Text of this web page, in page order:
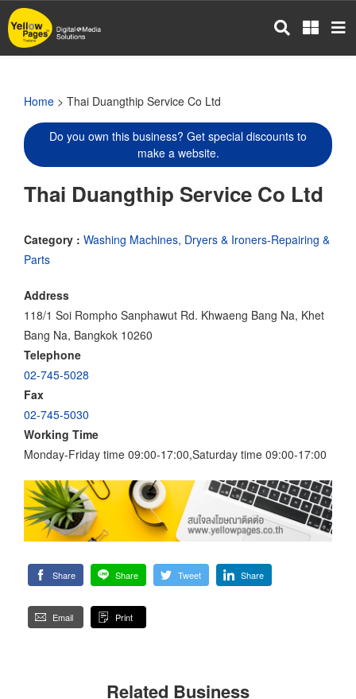
Skip
to
main
Home > Thai Duangthip Service Co Ltd
Do you own this business? Get special discounts to
make a website.
Thai Duangthip Service Co Ltd
Category : Washing Machines, Dryers & Ironers-Repairing &
Parts
Address
118/1 Soi Rompho Sanphawut Rd. Khwaeng Bang Na, Khet
Bang Na, Bangkok 10260
Telephone
02-745-5028
Fax
02-745-5030
Working Time
Monday-Friday time 09:00-17:00,Saturday time 09:00-17:00
Share Share Tweet Share
Email Print
Related Business